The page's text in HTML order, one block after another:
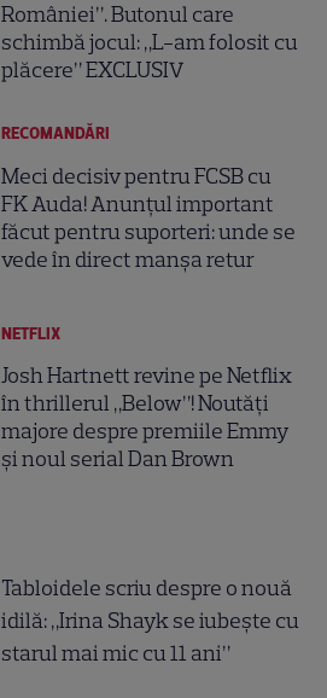
României”. Butonul care
schimbă jocul: „L-am folosit cu
plăcere” EXCLUSIV
RECOMANDĂRI
Meci decisiv pentru FCSB cu
FK Auda! Anunțul important
făcut pentru suporteri: unde se
vede în direct manșa retur
NETFLIX
Josh Hartnett revine pe Netflix
în thrillerul „Below”! Noutăți
majore despre premiile Emmy
și noul serial Dan Brown
Tabloidele scriu despre o nouă
idilă: „Irina Shayk se iubește cu
starul mai mic cu 11 ani”